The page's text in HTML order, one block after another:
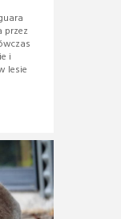
przez
i
lesie